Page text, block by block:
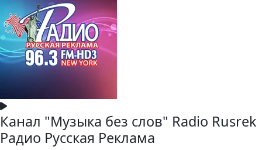
Канал "Музыка без слов" Radio Rusrek
Радио Русская Реклама